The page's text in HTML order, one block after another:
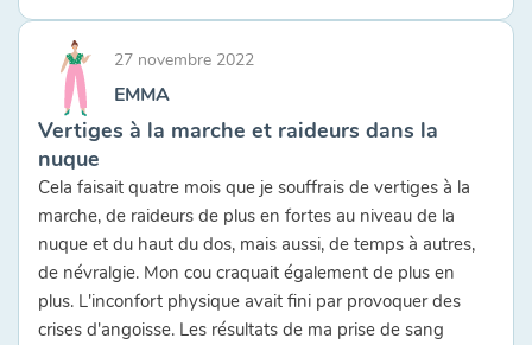
27 novembre 2022
EMMA
Vertiges à la marche et raideurs dans la
nuque
Cela faisait quatre mois que je souffrais de vertiges à la
marche, de raideurs de plus en fortes au niveau de la
nuque et du haut du dos, mais aussi, de temps à autres,
de névralgie. Mon cou craquait également de plus en
plus. L'inconfort physique avait fini par provoquer des
crises d'angoisse. Les résultats de ma prise de sang